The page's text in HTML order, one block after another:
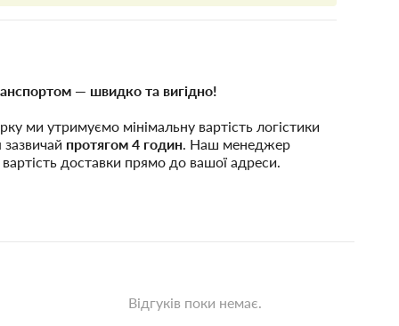
— швидко та вигідно!
ми утримуємо мінімальну вартість логістики
протягом 4 годин. Наш менеджер
доставки прямо до вашої адреси.
Відгуків поки немає.